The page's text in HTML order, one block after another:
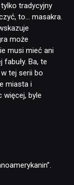
tradycyjny
to… masakra.
może
musi mieć ani
Ba, te
tej serii bo
miasta i
więcej, byle